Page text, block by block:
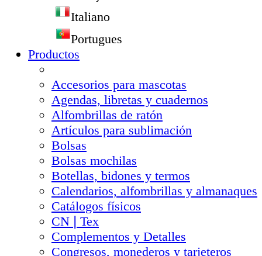
Italiano
Portugues
Productos
Accesorios para mascotas
Agendas, libretas y cuadernos
Alfombrillas de ratón
Artículos para sublimación
Bolsas
Bolsas mochilas
Botellas, bidones y termos
Calendarios, alfombrillas y almanaques
Catálogos físicos
CN❘Tex
Complementos y Detalles
Congresos, monederos y tarjeteros